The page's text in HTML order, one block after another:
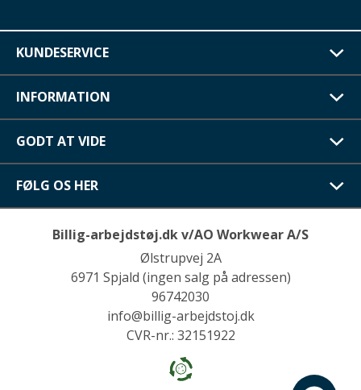
KUNDESERVICE
INFORMATION
GODT AT VIDE
FØLG OS HER
Billig-arbejdstøj.dk v/AO Workwear A/S
Ølstrupvej 2A
6971 Spjald (ingen salg på adressen)
96742030
info@billig-arbejdstoj.dk
CVR-nr.: 32151922